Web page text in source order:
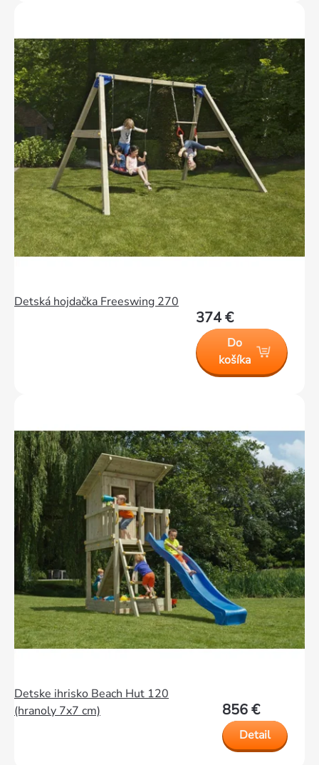
Detská hojdačka Freeswing 270
374 €
Do
košíka
Detske ihrisko Beach Hut 120
(hranoly 7x7 cm)
856 €
Detail